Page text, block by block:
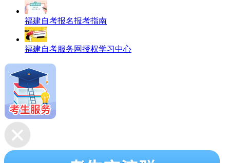
福建自考报名报考指南
福建自考服务网授权学习中心